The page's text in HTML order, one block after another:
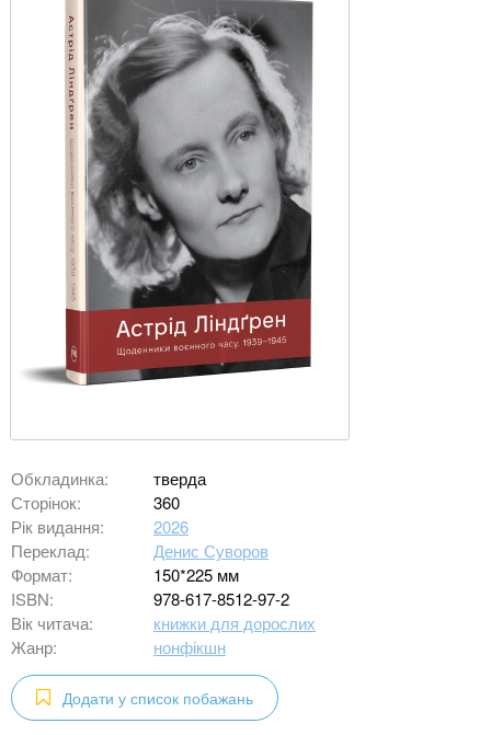
Обкладинка:
тверда
Сторінок:
360
Рік видання:
2026
Переклад:
Денис Суворов
Формат:
150*225 мм
ISBN:
978-617-8512-97-2
Вік читача:
книжки для дорослих
Жанр:
нонфікшн
Додати у список побажань